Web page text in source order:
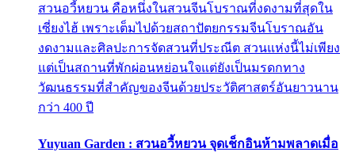
สวนอวี้หยวน คือหนึ่งในสวนจีนโบราณที่งดงามที่สุดใน
เซี่ยงไฮ้ เพราะเต็มไปด้วยสถาปัตยกรรมจีนโบราณอัน
งดงามและศิลปะการจัดสวนที่ประณีต สวนแห่งนี้ไม่เพียง
แต่เป็นสถานที่พักผ่อนหย่อนใจแต่ยังเป็นมรดกทาง
วัฒนธรรมที่สำคัญของจีนด้วยประวัติศาสตร์อันยาวนาน
กว่า 400 ปี
Yuyuan Garden : สวนอวี้หยวน จุดเช็กอินห้ามพลาดเมื่อ